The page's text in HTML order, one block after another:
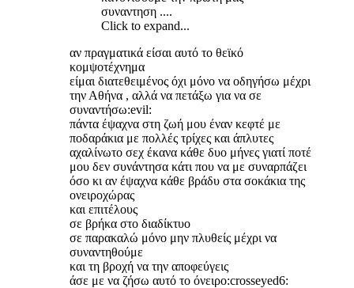
συναντηση ....
Click to expand...
αν πραγματικά είσαι αυτό το θεϊκό
κομψοτέχνημα
είμαι διατεθειμένος όχι μόνο να οδηγήσω μέχρι
την Αθήνα , αλλά να πετάξω για να σε
συναντήσω:evil:
πάντα έψαχνα στη ζωή μου έναν κεφτέ με
ποδαράκια με πολλές τρίχες και άπλυτες
αχαλίνωτο σεχ έκανα κάθε δυο μήνες γιατί ποτέ
μου δεν συνάντησα κάτι που να με συναρπάζει
όσο κι αν έψαχνα κάθε βράδυ στα σοκάκια της
ονειροχώρας
και επιτέλους
σε βρήκα στο διαδίκτυο
σε παρακαλώ μόνο μην πλυθείς μέχρι να
συναντηθούμε
και τη βροχή να την αποφεύγεις
άσε με να ζήσω αυτό το όνειρο:crosseyed6: